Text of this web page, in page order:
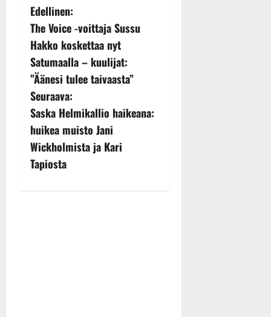
P
o
s
t
n
a
v
Edellinen:
The Voice -voittaja Sussu
Hakko koskettaa nyt
Satumaalla – kuulijat:
”Äänesi tulee taivaasta”
Seuraava:
Saska Helmikallio haikeana:
huikea muisto Jani
Wickholmista ja Kari
Tapiosta